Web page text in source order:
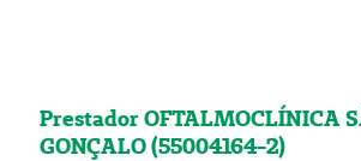
Prestador OFTALMOCLÍNICA
GONÇALO (55004164-2)